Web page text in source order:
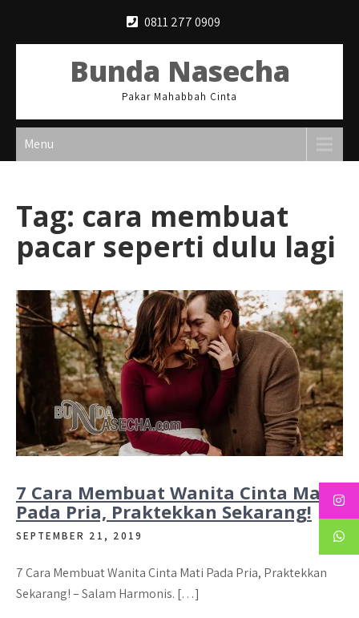
0811 277 0909
Bunda Nasecha
Pakar Mahabbah Cinta
Menu
Tag: cara membuat
pacar seperti dulu lagi
7 Cara Membuat Wanita Cinta Mati
Pada Pria, Praktekkan Sekarang!
SEPTEMBER 21, 2019
7 Cara Membuat Wanita Cinta Mati Pada Pria, Praktekkan
Sekarang! – Salam Harmonis. […]